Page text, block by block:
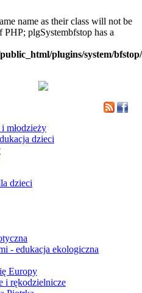
name as their class will not be
plgSystembfstop has a
plugins/system/
młodzieży
dzieci
dzieci
- edukacja ekologiczna
Europy
i rękodzielnicze